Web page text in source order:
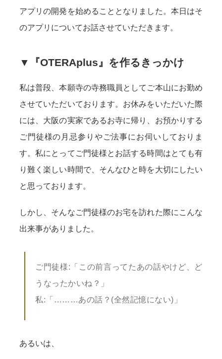
アプリの開発を始めることとなりました。本日はそ
のアプリについてお話させていただきます。
▼『OTERAplus』を作るきっかけ
私は普段、本願寺の寺務職員としてご本山にお勤め
させていただいております。お休みをいただいた際
には、大阪の実家であるお寺に帰り、お預かりする
ご門徒様の月忌参りやご法事にお伺いしておりま
す。私にとってご門徒様とお話する時間はとても有
り難く楽しい時間で、そんなひと時を大切にしたい
と思っております。
しかし、そんなご門徒様のお宅を訪れた際にこんな
出来事がありました。
ご門徒様:「この前言ってたあの話やけど、ど
うなったかいね？」
私:「………あの話？(全然記憶にない)」
あるいは、